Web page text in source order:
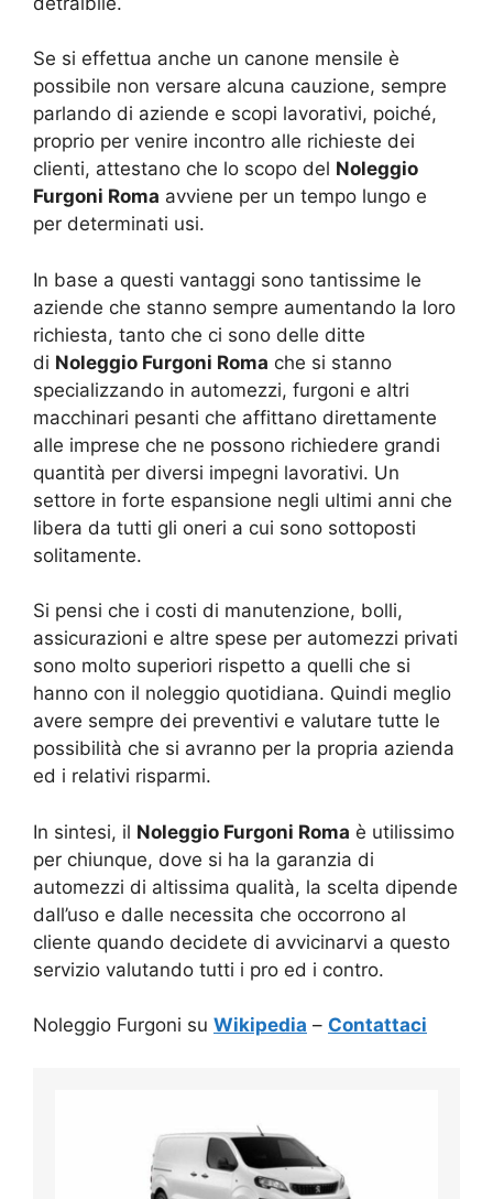
Se si effettua anche un canone mensile è
possibile non versare alcuna cauzione, sempre
parlando di aziende e scopi lavorativi, poiché,
proprio per venire incontro alle richieste dei
clienti, attestano che lo scopo del Noleggio
Furgoni Roma avviene per un tempo lungo e
per determinati usi.
In base a questi vantaggi sono tantissime le
aziende che stanno sempre aumentando la loro
richiesta, tanto che ci sono delle ditte
di Noleggio Furgoni Roma che si stanno
specializzando in automezzi, furgoni e altri
macchinari pesanti che affittano direttamente
alle imprese che ne possono richiedere grandi
quantità per diversi impegni lavorativi. Un
settore in forte espansione negli ultimi anni che
libera da tutti gli oneri a cui sono sottoposti
solitamente.
Si pensi che i costi di manutenzione, bolli,
assicurazioni e altre spese per automezzi privati
sono molto superiori rispetto a quelli che si
hanno con il noleggio quotidiana. Quindi meglio
avere sempre dei preventivi e valutare tutte le
possibilità che si avranno per la propria azienda
ed i relativi risparmi.
In sintesi, il Noleggio Furgoni Roma è utilissimo
per chiunque, dove si ha la garanzia di
automezzi di altissima qualità, la scelta dipende
dall’uso e dalle necessita che occorrono al
cliente quando decidete di avvicinarvi a questo
servizio valutando tutti i pro ed i contro.
Noleggio Furgoni su Wikipedia – Contattaci